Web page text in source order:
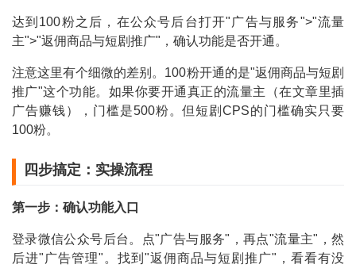
达到100粉之后，在公众号后台打开"广告与服务">"流量
主">"返佣商品与短剧推广"，确认功能是否开通。
注意这里有个细微的差别。100粉开通的是"返佣商品与短剧
推广"这个功能。如果你要开通真正的流量主（在文章里插
广告赚钱），门槛是500粉。但短剧CPS的门槛确实只要
100粉。
四步搞定：实操流程
第一步：确认功能入口
登录微信公众号后台。点"广告与服务"，再点"流量主"，然
后进"广告管理"。找到"返佣商品与短剧推广"，看看有没